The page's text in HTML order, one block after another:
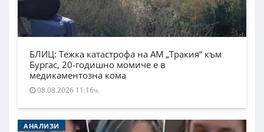
БЛИЦ: Тежка катастрофа на АМ „Тракия“ към
Бургас, 20-годишно момиче е в
медикаментозна кома
08.08.2026 11:16ч.
АНАЛИЗИ